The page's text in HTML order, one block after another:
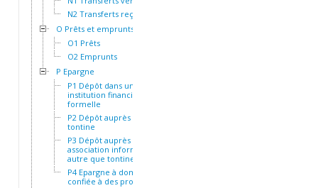
N2 Transferts reçus
O Prêts et emprunts
O1 Prêts
O2 Emprunts
P Epargne
P1 Dépôt dans une
institution financière
formelle
P2 Dépôt auprès d'une
tontine
P3 Dépôt auprès d'une
association informelle
autre que tontine
P4 Epargne à domicile ou
confiée à des proches